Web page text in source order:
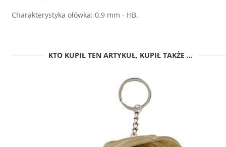
Charakterystyka ołówka: 0.9 mm - HB.
KTO KUPIŁ TEN ARTYKUŁ, KUPIŁ TAKŻE ...